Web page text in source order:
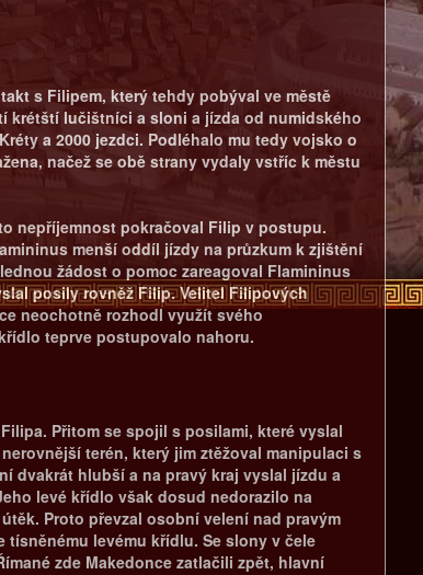
s Filipem, který tehdy pobýval ve městě
krétští lučištníci a sloni a jízda od numidského
a 2000 jezdci. Podléhalo mu tedy vojsko o
načež se obě strany vydaly vstříc k městu
nepříjemnost pokračoval Filip v postupu.
menší oddíl jízdy na průzkum k zjištění
žádost o pomoc zareagoval Flamininus
posily rovněž Filip. Velitel Filipových
neochotně rozhodl využít svého
teprve postupovalo nahoru.
Přitom se spojil s posilami, které vyslal
terén, který jim ztěžoval manipulaci s
dvakrát hlubší a na pravý kraj vyslal jízdu a
levé křídlo však dosud nedorazilo na
Proto převzal osobní velení nad pravým
levému křídlu. Se slony v čele
zde Makedonce zatlačili zpět, hlavní